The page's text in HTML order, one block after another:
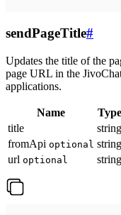
sendPageTitle#
Updates the title of the
page URL in the
applications.
Name Type
title
string
fromApi optional string
url optional string